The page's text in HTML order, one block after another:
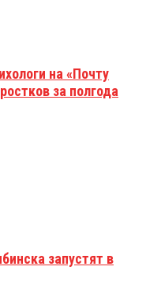
на «Почту
за полгода
запустят в